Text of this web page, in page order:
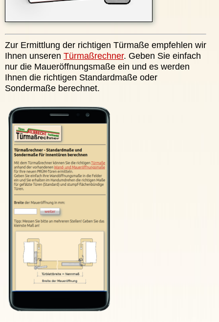
Zur Ermittlung der richtigen Türmaße empfehlen wir
Ihnen unseren Türmaßrechner. Geben Sie einfach
nur die Maueröffnungsmaße ein und es werden
Ihnen die richtigen Standardmaße oder
Sondermaße berechnet.